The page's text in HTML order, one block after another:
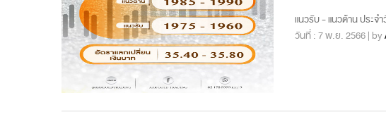
แนวรับ - แนวต้าน ประจ
วันที่ : 7 พ.ย. 2566 | by